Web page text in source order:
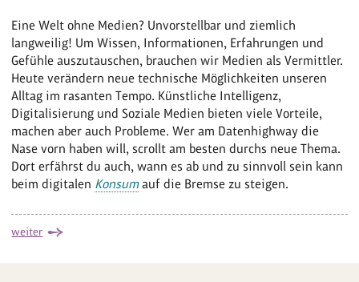
Eine Welt ohne Medien? Unvorstellbar und ziemlich
langweilig! Um Wissen, Informationen, Erfahrungen und
Gefühle auszutauschen, brauchen wir Medien als Vermittler.
Heute verändern neue technische Möglichkeiten unseren
Alltag im rasanten Tempo. Künstliche Intelligenz,
Digitalisierung und Soziale Medien bieten viele Vorteile,
machen aber auch Probleme. Wer am Datenhighway die
Nase vorn haben will, scrollt am besten durchs neue Thema.
Dort erfährst du auch, wann es ab und zu sinnvoll sein kann
beim digitalen Konsumauf die Bremse zu steigen.
weiter